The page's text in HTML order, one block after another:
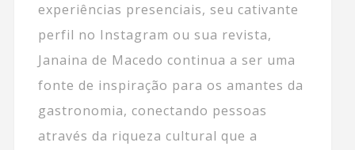
experiências presenciais, seu cativante
perfil no Instagram ou sua revista,
Janaina de Macedo continua a ser uma
fonte de inspiração para os amantes da
gastronomia, conectando pessoas
através da riqueza cultural que a